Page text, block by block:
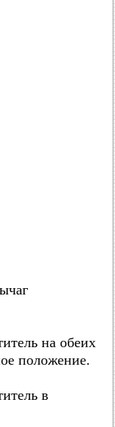
на обеих
положение.
в